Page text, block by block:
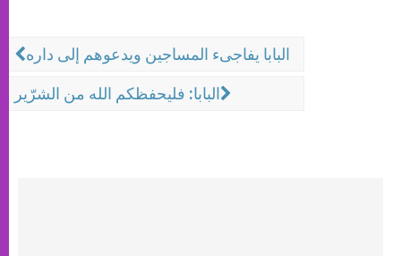
البابا يفاجىء المساجين ويدعوهم إلى داره
البابا: فليحفظكم الله من الشرّير